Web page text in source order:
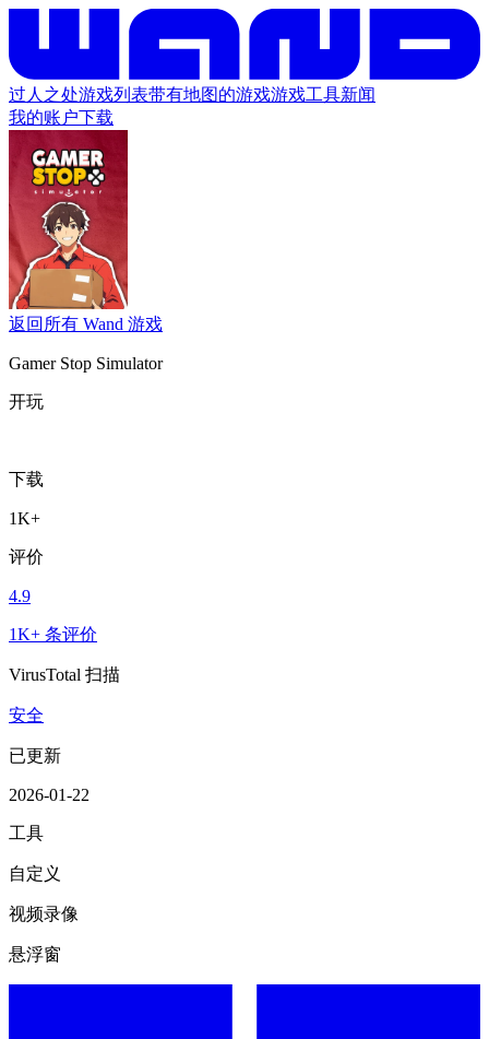
过人之处游戏列表带有地图的游戏游戏工具新闻
我的账户下载
返回所有 Wand 游戏
Gamer Stop Simulator
开玩
下载
1K+
评价
4.9
1K+ 条评价
VirusTotal 扫描
安全
已更新
2026-01-22
工具
自定义
视频录像
悬浮窗